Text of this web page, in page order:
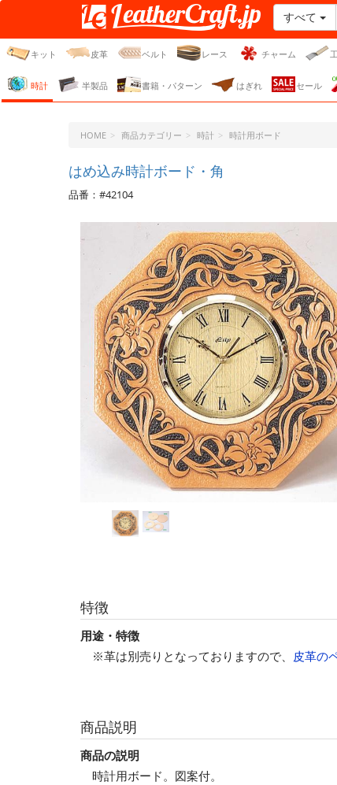
レザークラフト・ドット・
ジェーピー
すべて
キット 皮革 ベルト レース チャーム
時計 半製品 書籍・パターン はぎれ セール
HOME 商品カテゴリー 時計 時計用ボード
はめ込み時計ボード・角
品番：#42104
特徴
用途・特徴
※革は別売りとなっておりますので、 皮革の
商品説明
商品の説明
時計用ボード。図案付。